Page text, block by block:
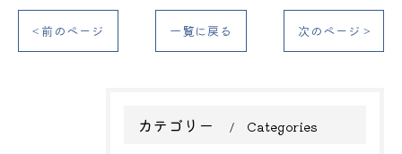
< 前のページ 一覧に戻る 次のページ >
カテゴリー Categories